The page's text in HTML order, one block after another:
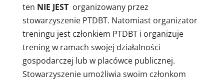
ten NIE JESTorganizowany przez
stowarzyszenie PTDBT. Natomiast organizator
treningu jest członkiem PTDBT i organizuje
trening w ramach swojej działalności
gospodarczej lub w placówce publicznej.
Stowarzyszenie umożliwia swoim członkom